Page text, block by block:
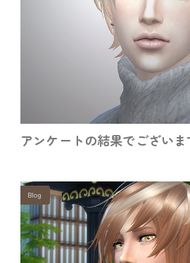
アンケートの結果でございま
Blog